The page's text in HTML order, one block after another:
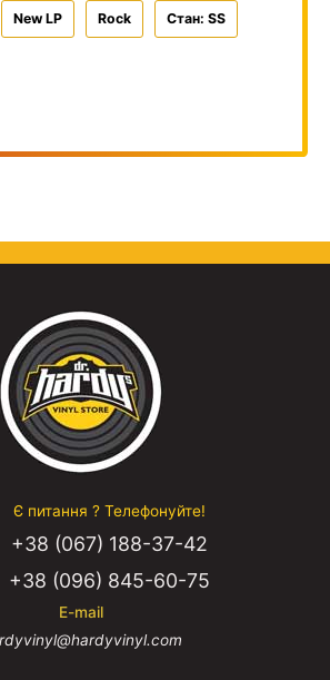
New LP Rock Стан: SS
Є питання ? Телефонуйте!
+38 (067) 188-37-42
+38 (096) 845-60-75
E-mail